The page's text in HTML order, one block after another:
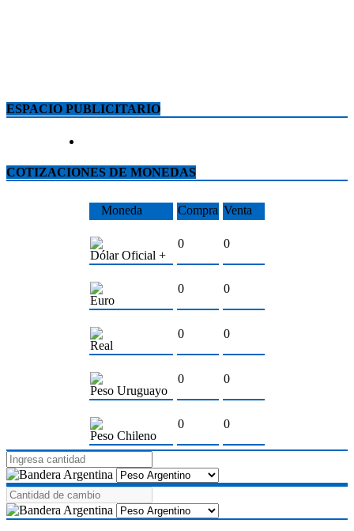
ESPACIO PUBLICITARIO
COTIZACIONES DE MONEDAS
Moneda Compra Venta
Dólar Oficial +
0 0
Euro
0 0
Real
0 0
Peso Uruguayo
0 0
Peso Chileno
0 0